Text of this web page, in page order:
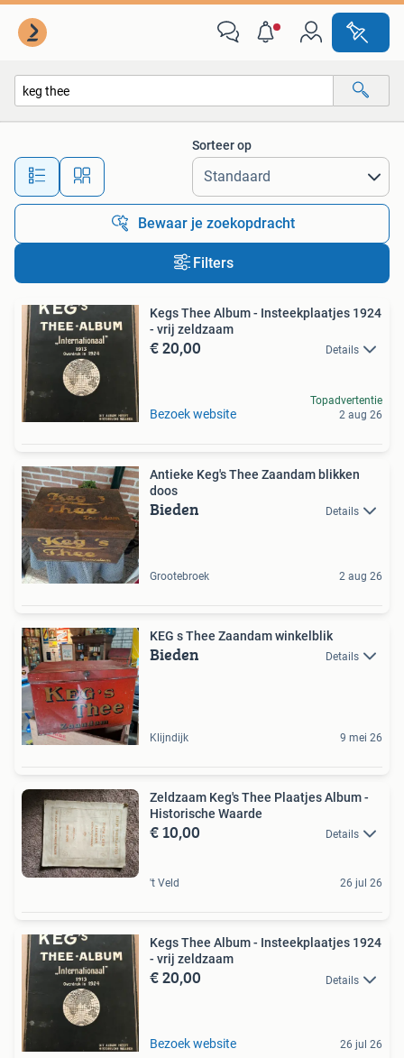
Alle afstanden…
Sorteer op
Bewaar je zoekopdracht
Filters
Kegs Thee Album - Insteekplaatjes 1924
- vrij zeldzaam
€ 20,00 Details
Bezoek website
Topadvertentie
2 aug 26
Antieke Keg's Thee Zaandam blikken
doos
Bieden Details
Grootebroek 2 aug 26
KEG s Thee Zaandam winkelblik
Bieden Details
Klijndijk 9 mei 26
Zeldzaam Keg's Thee Plaatjes Album -
Historische Waarde
€ 10,00 Details
't Veld 26 jul 26
Kegs Thee Album - Insteekplaatjes 1924
- vrij zeldzaam
€ 20,00 Details
Bezoek website 26 jul 26